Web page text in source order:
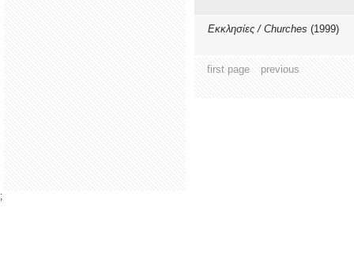
Εκκλησίες / Churches (1999)
first page previous
;